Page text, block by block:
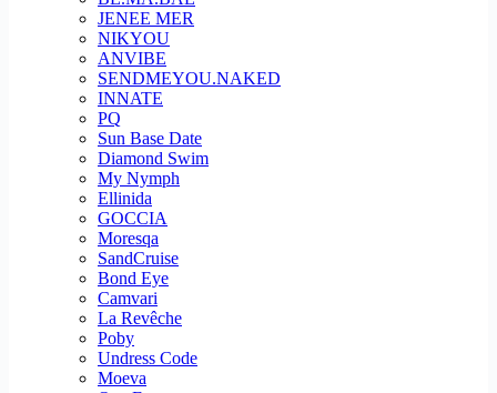
JENEE MER
NIKYOU
ANVIBE
SENDMEYOU.NAKED
INNATE
PQ
Sun Base Date
Diamond Swim
My Nymph
Ellinida
GOCCIA
Moresqa
SandCruise
Bond Eye
Camvari
La Revêche
Poby
Undress Code
Moeva